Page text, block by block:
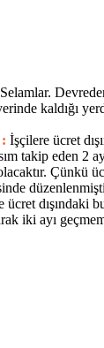
Selamlar.
kaldığı
İşçilere ücret
takip eden 2
Çünkü
dışındaki
iki ayı